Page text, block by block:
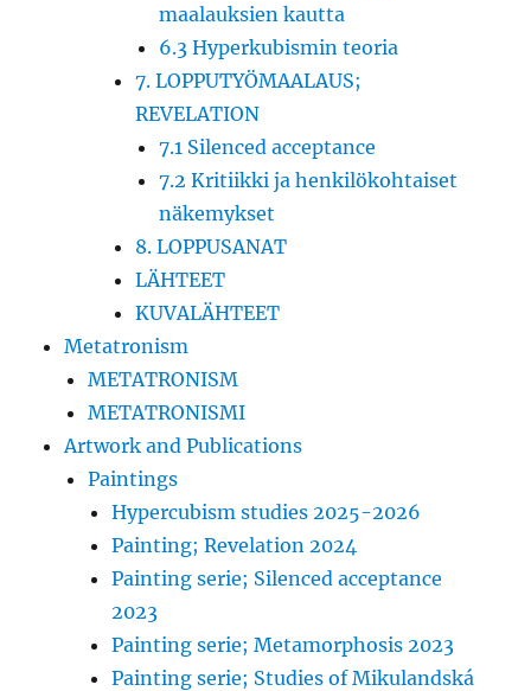
maalauksien kautta
6.3 Hyperkubismin teoria
7. LOPPUTYÖMAALAUS;
REVELATION
7.1 Silenced acceptance
7.2 Kritiikki ja henkilökohtaiset
näkemykset
8. LOPPUSANAT
LÄHTEET
KUVALÄHTEET
Metatronism
METATRONISM
METATRONISMI
Artwork and Publications
Paintings
Hypercubism studies 2025-2026
Painting; Revelation 2024
Painting serie; Silenced acceptance
2023
Painting serie; Metamorphosis 2023
Painting serie; Studies of Mikulandská